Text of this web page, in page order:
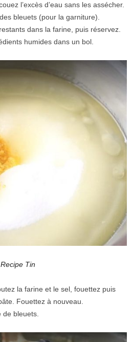
l’excès d’eau sans les assécher.
bleuets (pour la garniture).
dans la farine, puis réservez.
humides dans un bol.
Tin
la farine et le sel, fouettez puis
Fouettez à nouveau.
bleuets.